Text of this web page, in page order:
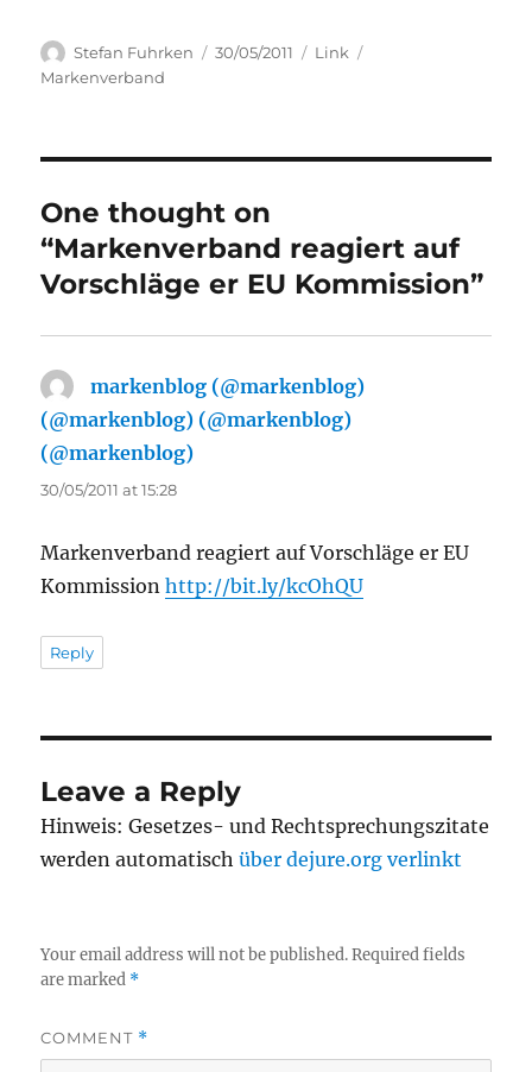
Author
Stefan Fuhrken
Posted
30/05/2011 Categories
Link
Markenverband
One thought on
“Markenverband reagiert auf
Vorschläge er EU Kommission”
markenblog (@markenblog)
(@markenblog) (@markenblog)
(@markenblog)
30/05/2011 at 15:28
Markenverband reagiert auf Vorschläge er EU
Kommissionhttp://bit.ly/kcOhQU
Reply
Leave a Reply
Hinweis: Gesetzes- und Rechtsprechungszitate
werden automatischüber dejure.org verlinkt
Your email address will not be published. Required fields
are marked *
COMMENT *